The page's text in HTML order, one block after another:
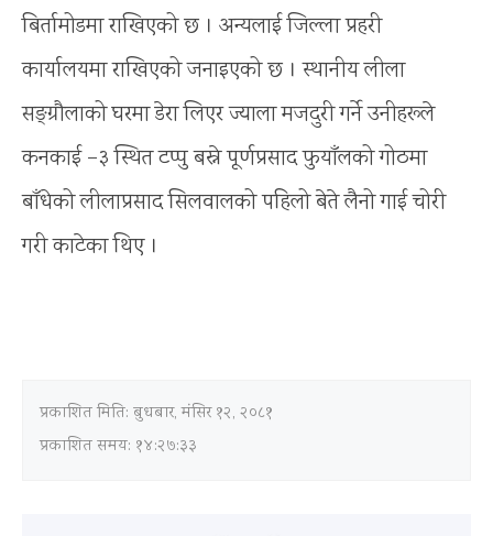
बिर्तामोडमा राखिएको छ । अन्यलाई जिल्ला प्रहरी
कार्यालयमा राखिएको जनाइएको छ । स्थानीय लीला
सङ्ग्रौलाको घरमा डेरा लिएर ज्याला मजदुरी गर्ने उनीहरूले
कनकाई –३ स्थित टप्पु बस्ने पूर्णप्रसाद फुयाँलको गोठमा
बाँधेको लीलाप्रसाद सिलवालको पहिलो बेते लैनो गाई चोरी
गरी काटेका थिए ।
प्रकाशित मिति: बुधबार, मंसिर १२, २०८१
प्रकाशित समय: १४:२७:३३